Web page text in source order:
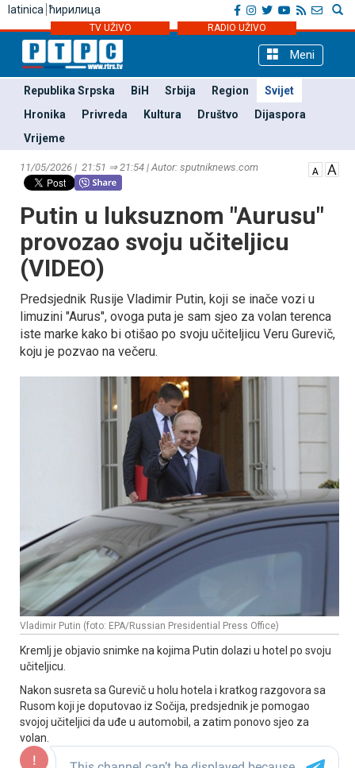
latinica ћирилица
TV UŽIVO RADIO UŽIVO
Meni
Republika Srpska BiH Srbija Region
Svijet
Hronika
Privreda Kultura Društvo
Dijaspora
Vrijeme
11/05/2026 | 21:51 ⇒ 21:54 | Autor: sputniknews.com
Putin u luksuznom "Aurusu"
provozao svoju učiteljicu
(VIDEO)
Predsjednik Rusije Vladimir Putin, koji se inače vozi u
limuzini "Aurus", ovoga puta je sam sjeo za volan terenca
iste marke kako bi otišao po svoju učiteljicu Veru Gurevič,
koju je pozvao na večeru.
Vladimir Putin (foto: EPA/Russian Presidential Press Office)
Kremlj je objavio snimke na kojima Putin dolazi u hotel po svoju
učiteljicu.
Nakon susreta sa Gurevič u holu hotela i kratkog razgovora sa
Rusom koji je doputovao iz Sočija, predsjednik je pomogao
svojoj učiteljici da uđe u automobil, a zatim ponovo sjeo za
volan.